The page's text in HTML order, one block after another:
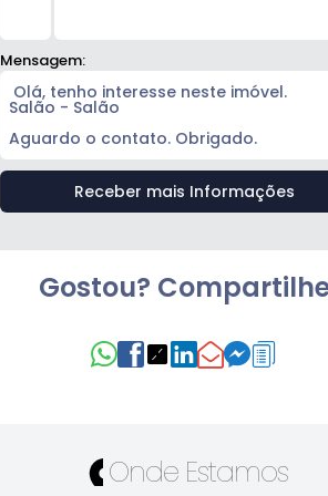
Mensagem:
Gostou?
Onde Estamos